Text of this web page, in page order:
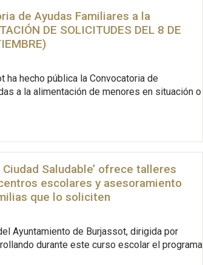
de Ayudas Familiares a la
DE SOLICITUDES DEL 8 DE
ha hecho pública la Convocatoria de
a la alimentación de menores en situación o
Saludable’ ofrece talleres
escolares y asesoramiento
que lo soliciten
Ayuntamiento de Burjassot, dirigida por
durante este curso escolar el programa